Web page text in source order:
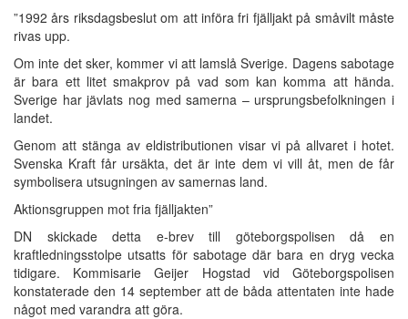
”1992 års riksdagsbeslut om att införa fri fjälljakt på småvilt måste
rivas upp.
Om inte det sker, kommer vi att lamslå Sverige. Dagens sabotage
är bara ett litet smakprov på vad som kan komma att hända.
Sverige har jävlats nog med samerna – ursprungsbefolkningen i
landet.
Genom att stänga av eldistributionen visar vi på allvaret i hotet.
Svenska Kraft får ursäkta, det är inte dem vi vill åt, men de får
symbolisera utsugningen av samernas land.
Aktionsgruppen mot fria fjälljakten”
DN skickade detta e-brev till göteborgspolisen då en
kraftledningsstolpe utsatts för sabotage där bara en dryg vecka
tidigare. Kommisarie Geijer Hogstad vid Göteborgspolisen
konstaterade den 14 september att de båda attentaten inte hade
något med varandra att göra.